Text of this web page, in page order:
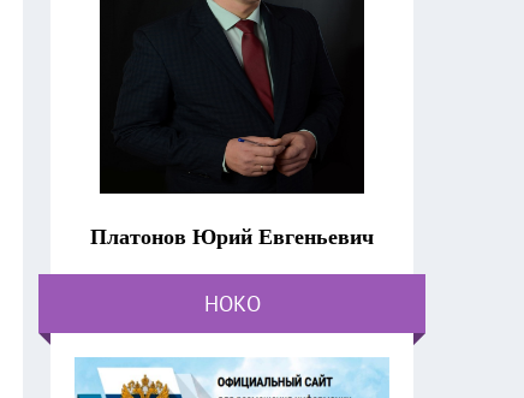
Платонов Юрий Евгеньевич
НОКО